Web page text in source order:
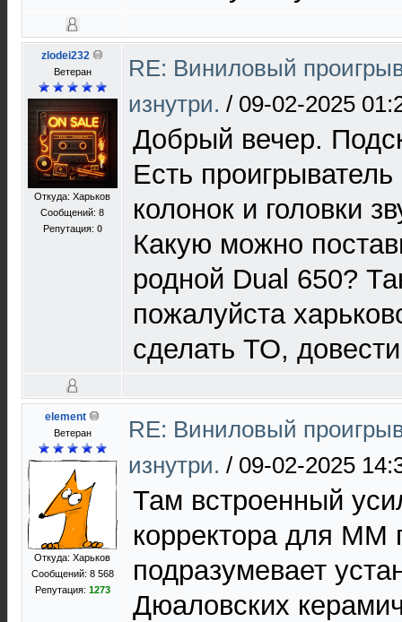
zlodei232
Ветеран
Откуда: Харьков
Сообщений: 8
Репутация: 0
RE: Виниловый
изнутри. / 09-02-2025
Добрый вечер.
Есть
колонок и головки
Какую можно
родной Dual 650?
пожалуйста
сделать ТО,
element
Ветеран
Откуда: Харьков
Сообщений: 8 568
Репутация: 1273
RE: Виниловый
изнутри. / 09-02-2025
Там встроенный
корректора для ММ
подразумевает
Дюаловских